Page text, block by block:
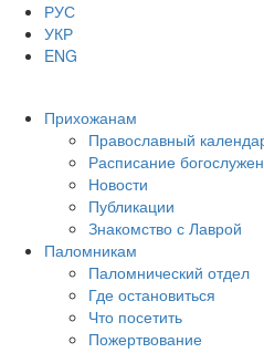
РУС
УКР
ENG
Прихожанам
Православный
Расписание
Новости
Публикации
Знакомство с Лаврой
Паломникам
Паломнический отдел
Где остановиться
Что посетить
Пожертвование